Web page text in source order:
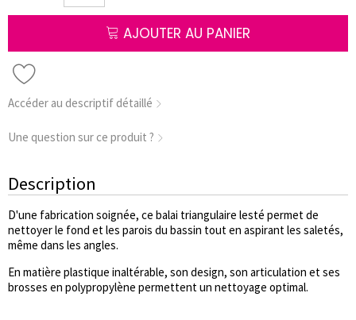
AJOUTER AU PANIER
Accéder au descriptif détaillé
Une question sur ce produit ?
Description
D'une fabrication soignée, ce balai triangulaire lesté permet de
nettoyer le fond et les parois du bassin tout en aspirant les saletés,
même dans les angles.
En matière plastique inaltérable, son design, son articulation et ses
brosses en polypropylène permettent un nettoyage optimal.